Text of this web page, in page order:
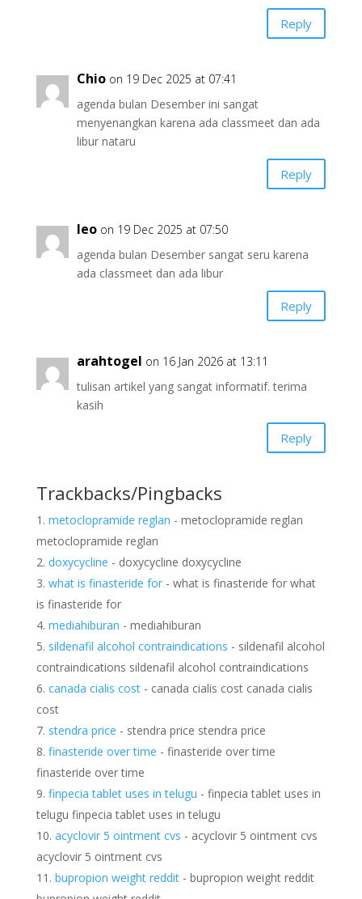
Reply
Chio on 19 Dec 2025 at 07:41
agenda bulan Desember ini sangat
menyenangkan karena ada classmeet dan ada
libur nataru
Reply
leo on 19 Dec 2025 at 07:50
agenda bulan Desember sangat seru karena
ada classmeet dan ada libur
Reply
arahtogel on 16 Jan 2026 at 13:11
tulisan artikel yang sangat informatif. terima
kasih
Reply
Trackbacks/Pingbacks
metoclopramide reglan - metoclopramide reglan
metoclopramide reglan
doxycycline - doxycycline doxycycline
what is finasteride for- what is finasteride for what
is finasteride for
mediahiburan - mediahiburan
sildenafil alcohol contraindications - sildenafil alcohol
contraindications sildenafil alcohol contraindications
canada cialis cost- canada cialis cost canada cialis
cost
stendra price - stendra price stendra price
finasteride over time - finasteride over time
finasteride over time
finpecia tablet uses in telugu - finpecia tablet uses in
telugu finpecia tablet uses in telugu
acyclovir 5 ointment cvs - acyclovir 5 ointment cvs
acyclovir 5 ointment cvs
bupropion weight reddit- bupropion weight reddit